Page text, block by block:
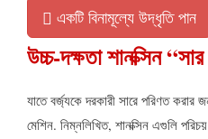
একটি বিনামূল্যে উদ্ধৃতি পান
উচ্চ-দক্ষতা শানক্সিন
যাতে বর্জ্যকে দরকারী সারে পরিণত
মেশিন. নিম্নলিখিত, শানক্সিন এগুলি